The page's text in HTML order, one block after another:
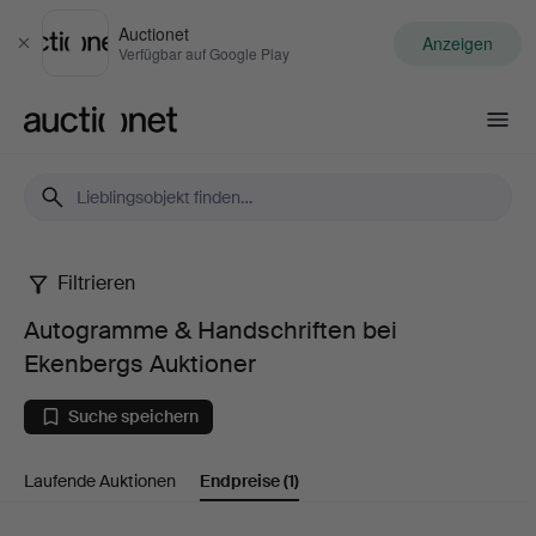
Schließen
Auctionet
Verfügbar auf Google Play Anzeigen
Autogramme
&
Handschriften
bei
Filtrieren
Autogramme & Handschriften bei
Ekenbergs Auktioner
Suche speichern
Laufende Auktionen Endpreise(1)